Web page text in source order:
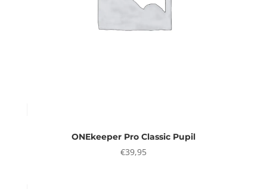
ONEkeeper Pro Classic Pupil
€39,95